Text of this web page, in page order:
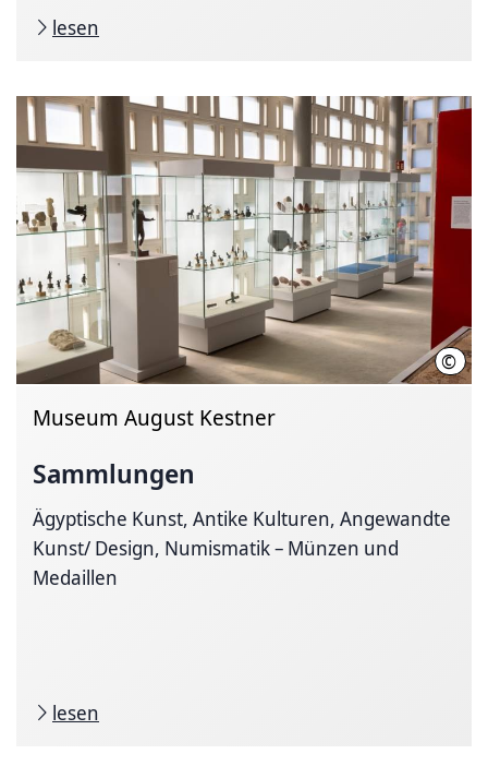
lesen
©
Museum August Kestner
Sammlungen
Ägyptische Kunst, Antike Kulturen, Angewandte
Kunst/ Design, Numismatik – Münzen und
Medaillen
lesen